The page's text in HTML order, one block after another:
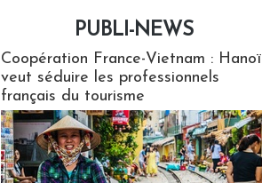
PUBLI-NEWS
Coopération France-Vietnam : Hanoï
veut séduire les professionnels
français du tourisme